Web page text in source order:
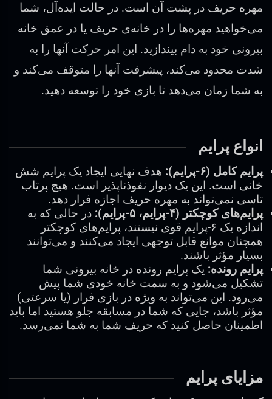
مهره حریف در پشت آن است. در حالت ایده‌آل، شما
می‌خواهید مهره‌ها را در خانه‌ی حریف یا در عمق خانه
بیرونی خود به دام بیندازید. این امر حرکت آنها را به
شدت محدود می‌کند، پیشرفت آنها را متوقف می‌کند و
به شما زمان می‌دهد تا بازی خود را توسعه دهید.
انواع پرایم
پرایم کامل (۶-پرایم):
هدف نهایی ایجاد یک پرایم شش
خانی است. این یک دیوار نفوذناپذیر است. هیچ پرتاب
تاسی نمی‌تواند به مهره حریف اجازه فرار دهد.
پرایم‌های کوچکتر (۴-پرایم، ۵-پرایم):
در حالی که به
اندازه یک ۶-پرایم قوی نیستند، پرایم‌های کوچکتر
همچنان موانع قابل توجهی ایجاد می‌کنند و می‌توانند
بسیار مؤثر باشند.
پرایم رونده: یک پرایم رونده در خانه بیرونی شما
تشکیل می‌شود و به سمت خانه خودی شما پیش
می‌رود. این می‌تواند به ویژه در بازی فرار (یا سرعتی)
مؤثر باشد، جایی که شما در مسابقه جلو هستید اما باید
اطمینان حاصل کنید که حریف شما به شما نمی‌رسد.
مزایای پرایم